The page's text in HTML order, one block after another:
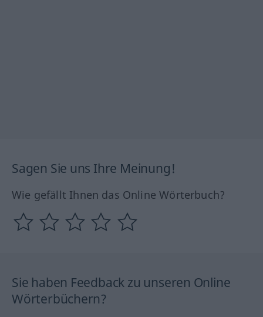
Sagen Sie uns Ihre Meinung!
Wie gefällt Ihnen das Online Wörterbuch?
Sie haben Feedback zu unseren Online
Wörterbüchern?